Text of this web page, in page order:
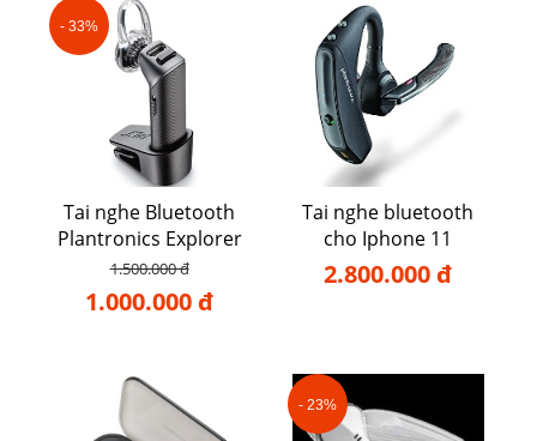
- 33%
Tai nghe Bluetooth
Plantronics Explorer
102
1.500.000 đ
1.000.000 đ
Tai nghe bluetooth
cho Iphone 11
2.800.000 đ
- 23%